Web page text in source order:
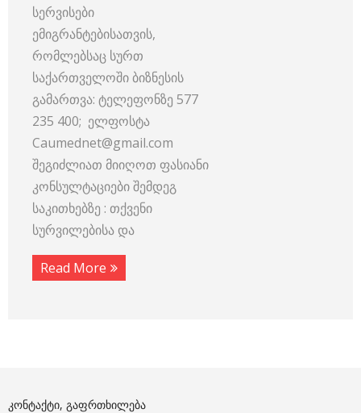
სერვისები
ემიგრანტებისათვის,
რომლებსაც სურთ
საქართველოში ბიზნესის
გამართვა: ტელეფონზე 577
235 400; ელფოსტა
Caumednet@gmail.com
შეგიძლიათ მიიღოთ ფასიანი
კონსულტაციები შემდეგ
საკითხებზე : თქვენი
სურვილებისა და
Read More
ᲙᲝᲜᲢᲐᲥᲢᲘ, ᲒᲐᲤᲠᲗᲮᲘᲚᲔᲑᲐ